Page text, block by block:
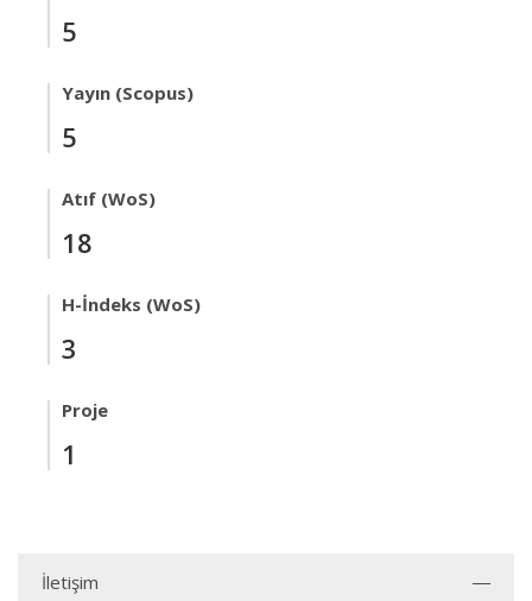
5
Yayın (Scopus)
5
Atıf (WoS)
18
H-İndeks (WoS)
3
Proje
1
İletişim